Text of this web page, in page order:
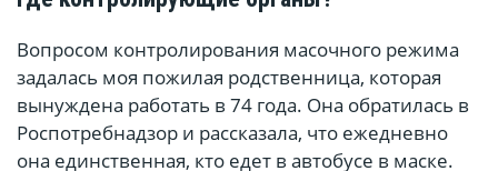
Вопросом контролирования масочного режима
задалась моя пожилая родственница, которая
вынуждена работать в 74 года. Она обратилась в
Роспотребнадзор и рассказала, что ежедневно
она единственная, кто едет в автобусе в маске.